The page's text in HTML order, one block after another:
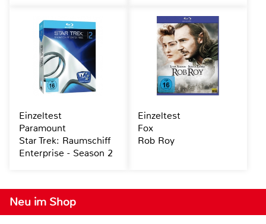
Neu im Shop
Einzeltest
Paramount
Star Trek: Raumschiff
Enterprise - Season 2
Einzeltest
Fox
Rob Roy